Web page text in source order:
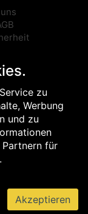
zu
Werbung
und zu
für
Akzeptieren